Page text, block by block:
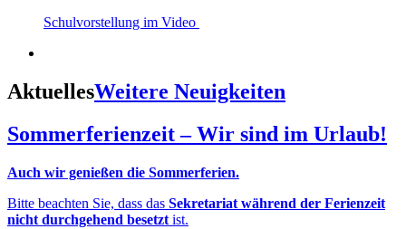
Schulvorstellung im Video
AktuellesWeitere Neuigkeiten
Sommerferienzeit – Wir sind im Urlaub!
Auch wir genießen die Sommerferien.
Bitte beachten Sie, dass das Sekretariat während der Ferienzeit
nicht durchgehend besetzt ist.